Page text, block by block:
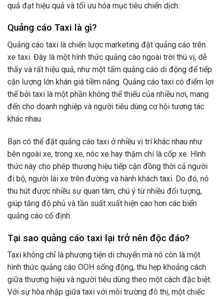
quả đạt hiệu quả và tối ưu hóa mục tiêu chiến dịch.
Quảng cáo Taxi là gì?
Quảng cáo taxi là chiến lược marketing đặt quảng cáo trên
xe taxi. Đây là một hình thức quảng cáo ngoài trời thú vị, dễ
thấy và rất hiệu quả, như một tấm quảng cáo di động để tiếp
cận lượng lớn khán giá tiềm năng. Quảng cáo taxi có điểm lợi
thế bởi taxi là một phần không thể thiếu của nhiều nơi, mang
đến cho doanh nghiệp và người tiêu dùng cơ hội tương tác
khác nhau.
Bạn có thể đặt quảng cáo taxi ở nhiều vị trí khác nhau như
bên ngoài xe, trong xe, nóc xe hay thậm chí là cốp xe. Hình
thức này cho phép thương hiệu tiếp cận đồng thời cả người
đi bộ, người lái xe trên đường và hành khách taxi. Do đó, nó
thu hút được nhiều sự quan tâm, chú ý từ nhiều đối tượng,
giúp tăng độ phủ và tần suất xuất hiện cao hơn các biển
quảng cáo cố định.
Tại sao quảng cáo taxi lại trở nên độc đáo?
Taxi không chỉ là phương tiện di chuyển mà nó còn là một
hình thức quảng cáo OOH sống động, thu hẹp khoảng cách
giữa thương hiệu và người tiêu dùng theo một cách đặc biệt.
Với sự hòa nhập giữa taxi với môi trường đô thị, một chiếc